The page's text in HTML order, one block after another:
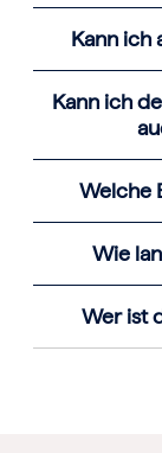
Kann ich
Kann ich
Welche
Wie
Wer ist